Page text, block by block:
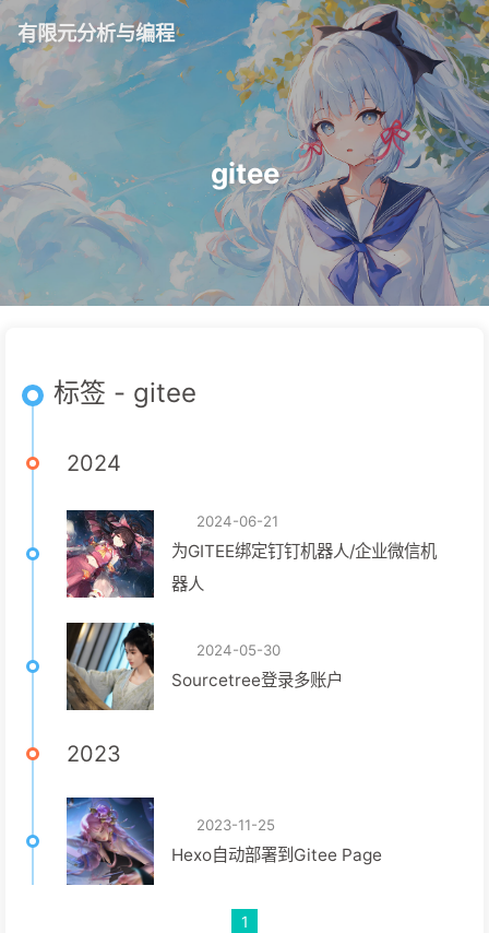
有限元分析与编程
gitee
标签 - gitee
2024
2024-06-21
为GITEE绑定钉钉机器人/企业微信机
器人
2024-05-30
Sourcetree登录多账户
2023
2023-11-25
Hexo自动部署到Gitee Page
1